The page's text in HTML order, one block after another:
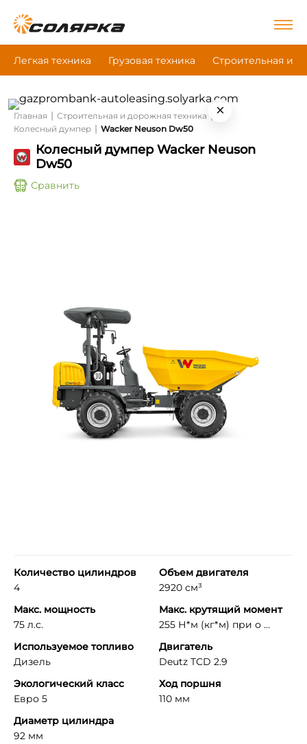
Легкая техника Грузовая техника Строительная и
×
Главная | Строительная и дорожная техника
Колесный думпер | Wacker Neuson Dw50
Колесный думпер Wacker Neuson
Dw50
Сравнить
Количество цилиндров
4
Объем двигателя
2920 см³
Макс. мощность
75 л.с.
Макс. крутящий момент
255 Н*м (кг*м) при о ...
Используемое топливо
Дизель
Двигатель
Deutz TCD 2.9
Экологический класс
Евро 5
Ход поршня
110 мм
Диаметр цилиндра
92 мм